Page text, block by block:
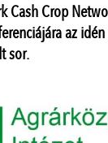
Cash Crop
az
sor.